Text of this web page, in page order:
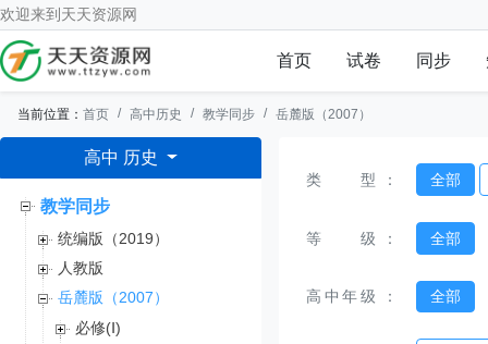
欢迎来到 天天资源网
首页 试卷 同步
当前位置： 首页 高中历史 教学同步 岳麓版（2007）
高中 历史
教学同步
统编版（2019）
人教版
岳麓版（2007）
必修(Ⅰ)
类型 ： 全部
等级 ： 全部
高中年级 ： 全部